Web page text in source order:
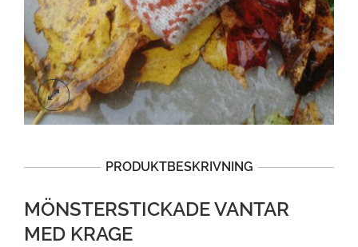
PRODUKTBESKRIVNING
MÖNSTERSTICKADE VANTAR
MED KRAGE